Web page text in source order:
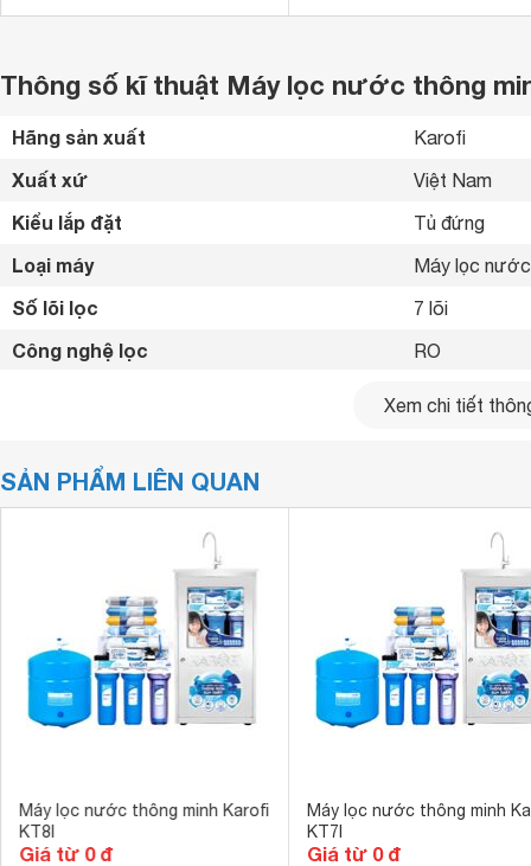
Thông số kĩ thuật Máy lọc nước thông
Hãng sản xuất Karofi
Xuất xứ Việt Nam
Kiểu lắp đặt Tủ đứng
Loại máy Máy lọc
Số lõi lọc 7 lõi
Công nghệ lọc RO
10 lít
Công suất tiêu thụ
Hệ thống van điều tiết Van điện từ
Chất liệu vỏ tủ Inox
Màn hình
Bộ vi điều
Kích thước
Xem chi tiết
SẢN PHẨM LIÊN QUAN
Máy lọc nước thông minh Karofi
KT8I
Giá từ 0 đ
Máy lọc nước thông minh
KT7I
Giá từ 0 đ